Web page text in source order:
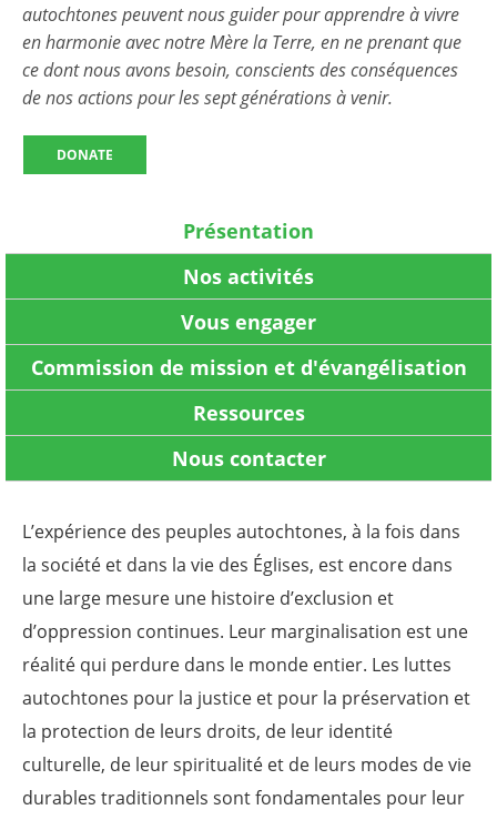
autochtones peuvent nous guider pour apprendre à vivre
en harmonie avec notre Mère la Terre, en ne prenant que
ce dont nous avons besoin, conscients des conséquences
de nos actions pour les sept générations à venir.
DONATE
Présentation
Nos activités
Vous engager
Commission de mission et d'évangélisation
Ressources
Nous contacter
L’expérience des peuples autochtones, à la fois dans
la société et dans la vie des Églises, est encore dans
une large mesure une histoire d’exclusion et
d’oppression continues. Leur marginalisation est une
réalité qui perdure dans le monde entier. Les luttes
autochtones pour la justice et pour la préservation et
la protection de leurs droits, de leur identité
culturelle, de leur spiritualité et de leurs modes de vie
durables traditionnels sont fondamentales pour leur